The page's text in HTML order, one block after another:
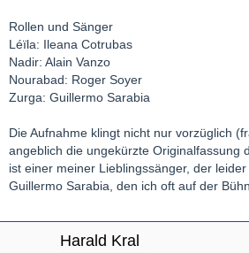
Rollen und Sänger
Léïla: Ileana Cotrubas
Nadir: Alain Vanzo
Nourabad: Roger Soyer
Zurga: Guillermo Sarabia
Die Aufnahme klingt nicht nur vorzüglich
angeblich die ungekürzte Originalfassung
ist einer meiner Lieblingssänger, der
Guillermo Sarabia, den ich oft auf der
Harald Kral